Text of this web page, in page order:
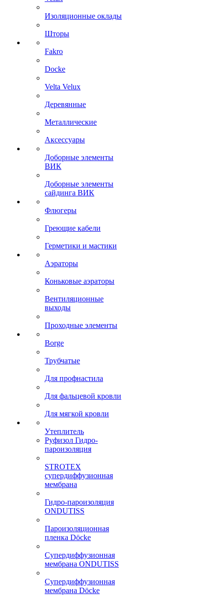
Изоляционные оклады
Шторы
Fakro
Docke
Velta Velux
Деревянные
Металлические
Аксессуары
Доборные элементы
ВИК
Доборные элементы
сайдинга ВИК
Флюгеры
Греющие кабели
Герметики и мастики
Аэраторы
Коньковые аэраторы
Вентиляционные
выходы
Проходные элементы
Borge
Трубчатые
Для профнастила
Для фальцевой кровли
Для мягкой кровли
Утеплитель
Руфизол Гидро-
пароизоляция
STROTEX
супердиффузионная
мембрана
Гидро-пароизоляция
ONDUTISS
Пароизоляционная
пленка Döcke
Супердиффузионная
мембрана ONDUTISS
Супердиффузионная
мембрана Döcke